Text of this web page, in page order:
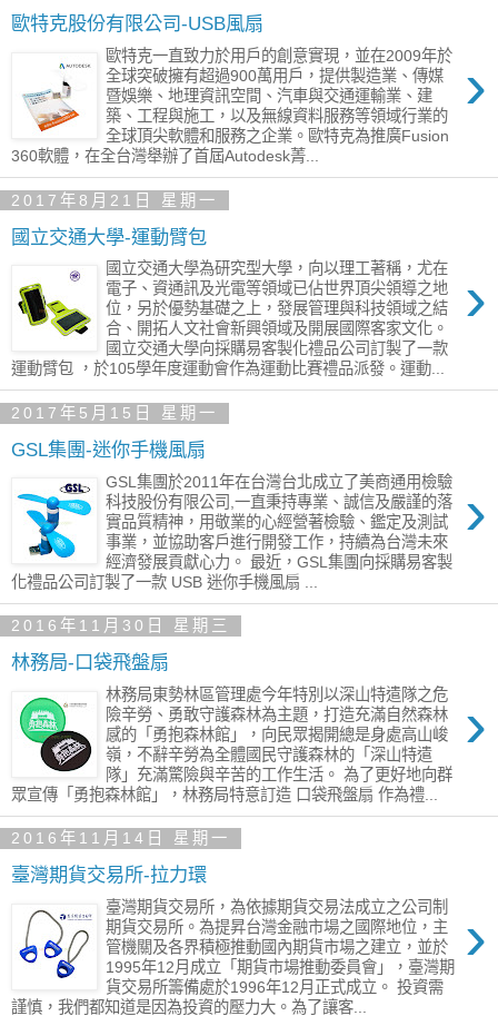
歐特克股份有限公司-USB風扇
›
歐特克一直致力於用戶的創意實現，並在2009年於
全球突破擁有超過900萬用戶，提供製造業、傳媒
暨娛樂、地理資訊空間、汽車與交通運輸業、建
築、工程與施工，以及無線資料服務等領域行業的
全球頂尖軟體和服務之企業。歐特克為推廣Fusion
360軟體，在全台灣舉辦了首屆Autodesk菁...
2017年8月21日 星期一
國立交通大學-運動臂包
›
國立交通大學為研究型大學，向以理工著稱，尤在
電子、資通訊及光電等領域已佔世界頂尖領導之地
位，另於優勢基礎之上，發展管理與科技領域之結
合、開拓人文社會新興領域及開展國際客家文化。
國立交通大學向採購易客製化禮品公司訂製了一款
運動臂包 ，於105學年度運動會作為運動比賽禮品派發。運動...
2017年5月15日 星期一
GSL集團-迷你手機風扇
›
GSL集團於2011年在台灣台北成立了美商通用檢驗
科技股份有限公司,一直秉持專業、誠信及嚴謹的落
實品質精神，用敬業的心經營著檢驗、鑑定及測試
事業，並協助客戶進行開發工作，持續為台灣未來
經濟發展貢獻心力。 最近，GSL集團向採購易客製
化禮品公司訂製了一款 USB 迷你手機風扇 ...
2016年11月30日 星期三
林務局-口袋飛盤扇
›
林務局東勢林區管理處今年特別以深山特遣隊之危
險辛勞、勇敢守護森林為主題，打造充滿自然森林
感的「勇抱森林館」，向民眾揭開總是身處高山峻
嶺，不辭辛勞為全體國民守護森林的「深山特遣
隊」充滿驚險與辛苦的工作生活。 為了更好地向群
眾宣傳「勇抱森林館」，林務局特意訂造 口袋飛盤扇 作為禮...
2016年11月14日 星期一
臺灣期貨交易所-拉力環
›
臺灣期貨交易所，為依據期貨交易法成立之公司制
期貨交易所。為提昇台灣金融市場之國際地位，主
管機關及各界積極推動國內期貨市場之建立，並於
1995年12月成立「期貨市場推動委員會」，臺灣期
貨交易所籌備處於1996年12月正式成立。 投資需
謹慎，我們都知道是因為投資的壓力大。為了讓客...